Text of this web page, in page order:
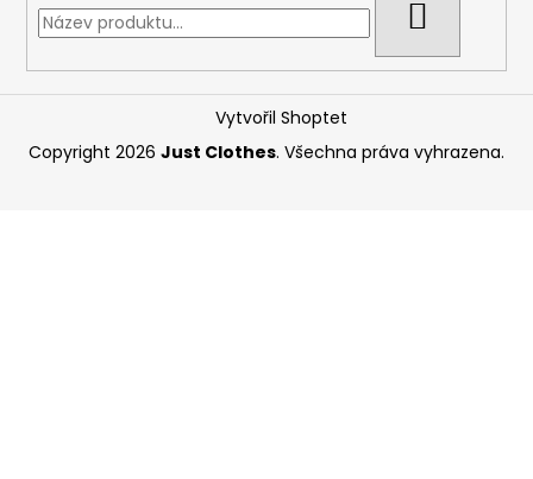
Vytvořil Shoptet
Copyright 2026 Just Clothes. Všechna práva vyhrazena.